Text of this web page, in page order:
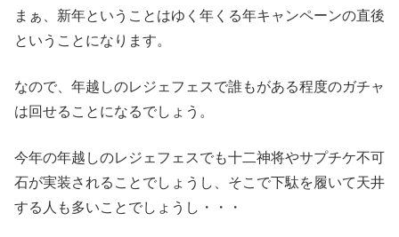
まぁ、新年ということはゆく年くる年キャンペーンの直後
ということになります。
なので、年越しのレジェフェスで誰もがある程度のガチャ
は回せることになるでしょう。
今年の年越しのレジェフェスでも十二神将やサプチケ不可
石が実装されることでしょうし、そこで下駄を履いて天井
する人も多いことでしょうし・・・